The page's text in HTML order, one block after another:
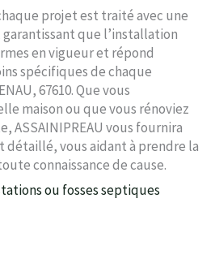
projet est traité avec une
que l’installation
en vigueur et répond
spécifiques de chaque
67610. Que vous
maison ou que vous rénoviez
ASSAINIPREAU vous fournira
détaillé, vous aidant à prendre la
connaissance de cause.
ou fosses septiques